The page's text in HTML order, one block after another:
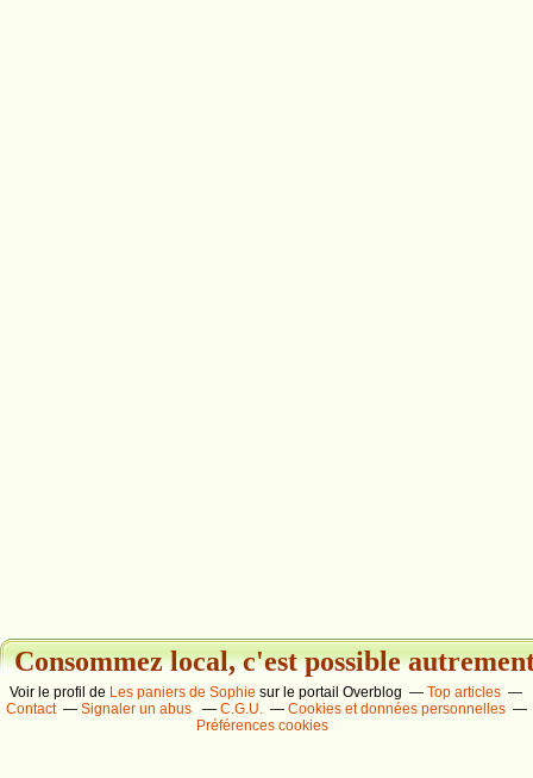
Consommez local, c'est possible
Voir le profil de Les paniers de Sophie sur le portail Overblog
Top articles
Contact
Signaler un abus C.G.U.
Cookies et données personnelles
Préférences cookies